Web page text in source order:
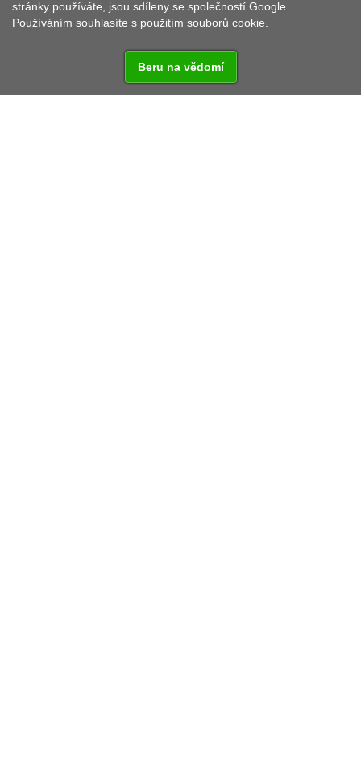
stránky používáte, jsou sdíleny se společností Google.
Používáním souhlasíte s použitím souborů cookie.
Beru na vědomí